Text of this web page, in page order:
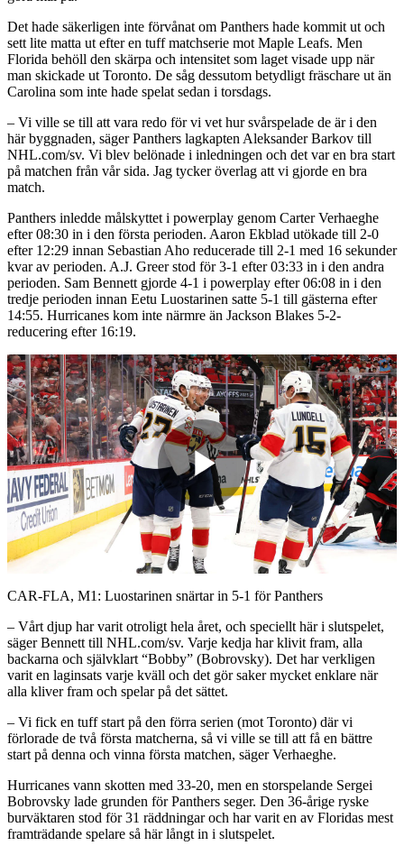
Det hade säkerligen inte förvånat om Panthers hade kommit ut och
sett lite matta ut efter en tuff matchserie mot Maple Leafs. Men
Florida behöll den skärpa och intensitet som laget visade upp när
man skickade ut Toronto. De såg dessutom betydligt fräschare ut än
Carolina som inte hade spelat sedan i torsdags.
– Vi ville se till att vara redo för vi vet hur svårspelade de är i den
här byggnaden, säger Panthers lagkapten Aleksander Barkov till
NHL.com/sv. Vi blev belönade i inledningen och det var en bra start
på matchen från vår sida. Jag tycker överlag att vi gjorde en bra
match.
Panthers inledde målskyttet i powerplay genom Carter Verhaeghe
efter 08:30 in i den första perioden. Aaron Ekblad utökade till 2-0
efter 12:29 innan Sebastian Aho reducerade till 2-1 med 16 sekunder
kvar av perioden. A.J. Greer stod för 3-1 efter 03:33 in i den andra
perioden. Sam Bennett gjorde 4-1 i powerplay efter 06:08 in i den
tredje perioden innan Eetu Luostarinen satte 5-1 till gästerna efter
14:55. Hurricanes kom inte närmre än Jackson Blakes 5-2-
reducering efter 16:19.
Play
Video
CAR-FLA, M1: Luostarinen snärtar in 5-1 för Panthers
– Vårt djup har varit otroligt hela året, och speciellt här i slutspelet,
säger Bennett till NHL.com/sv. Varje kedja har klivit fram, alla
backarna och självklart “Bobby” (Bobrovsky). Det har verkligen
varit en laginsats varje kväll och det gör saker mycket enklare när
alla kliver fram och spelar på det sättet.
– Vi fick en tuff start på den förra serien (mot Toronto) där vi
förlorade de två första matcherna, så vi ville se till att få en bättre
start på denna och vinna första matchen, säger Verhaeghe.
Hurricanes vann skotten med 33-20, men en storspelande Sergei
Bobrovsky lade grunden för Panthers seger. Den 36-årige ryske
burväktaren stod för 31 räddningar och har varit en av Floridas mest
framträdande spelare så här långt in i slutspelet.